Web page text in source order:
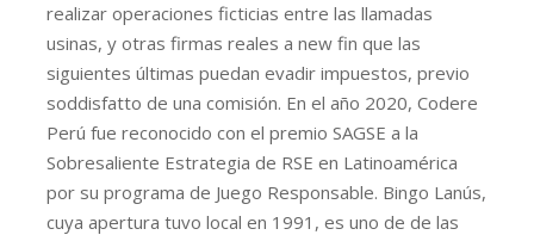
realizar operaciones ficticias entre las llamadas
usinas, y otras firmas reales a new fin que las
siguientes últimas puedan evadir impuestos, previo
soddisfatto de una comisión. En el año 2020, Codere
Perú fue reconocido con el premio SAGSE a la
Sobresaliente Estrategia de RSE en Latinoamérica
por su programa de Juego Responsable. Bingo Lanús,
cuya apertura tuvo local en 1991, es uno de de las